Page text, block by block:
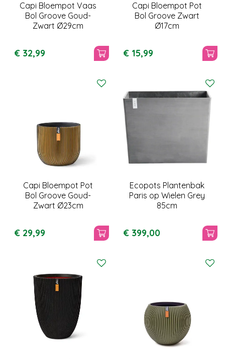
Capi Bloempot Vaas
Bol Groove Goud-
Zwart Ø29cm
€ 32,99
Capi Bloempot Pot
Bol Groove Zwart
Ø17cm
€ 15,99
Capi Bloempot Pot
Bol Groove Goud-
Zwart Ø23cm
€ 29,99
Ecopots Plantenbak
Paris op Wielen Grey
85cm
€ 399,00